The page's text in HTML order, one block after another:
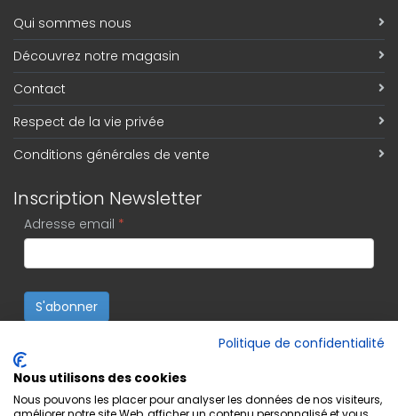
Qui sommes nous
Découvrez notre magasin
Contact
Respect de la vie privée
Conditions générales de vente
Inscription Newsletter
Adresse email *
S'abonner
Politique de confidentialité
Nous utilisons des cookies
Nous pouvons les placer pour analyser les données de nos visiteurs,